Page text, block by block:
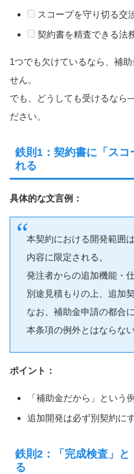
スコープを守り切る交
契約書を精査できる法
1つでも欠けているなら、補
せん。
でも、どうしても受けるな
ださい。
鉄則1：契約書に「スコ
れる
具体的な文言例：
本契約における開発範囲
内容に限定される。
発注者からの追加機能・
別途見積もりの上、追加
なお、補助金申請の都合
本条項の例外とはならない
ポイント：
「補助金だから」という
追加開発は必ず別契約に
鉄則2：「完成検査」
る